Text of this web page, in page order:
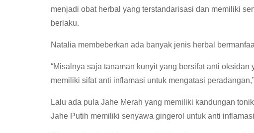
menjadi obat herbal yang terstandarisasi dan memiliki
berlaku.
Natalia membeberkan ada banyak jenis herbal
“Misalnya saja tanaman kunyit yang bersifat anti
memiliki sifat anti inflamasi untuk mengatasi
Lalu ada pula Jahe Merah yang memiliki kandungan
Jahe Putih memiliki senyawa gingerol untuk anti